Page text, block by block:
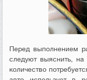
Перед выполнением
следуют выяснить,
количество